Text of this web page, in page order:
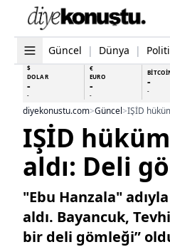
Güncel | Dünya |
$
DOLAR
-
-
€
EURO
-
-
-
-
diyekonustu.com>Güncel>IŞİD
IŞİD
aldı: Deli
"Ebu Hanzala"
aldı. Bayancuk,
bir deli gömleği”